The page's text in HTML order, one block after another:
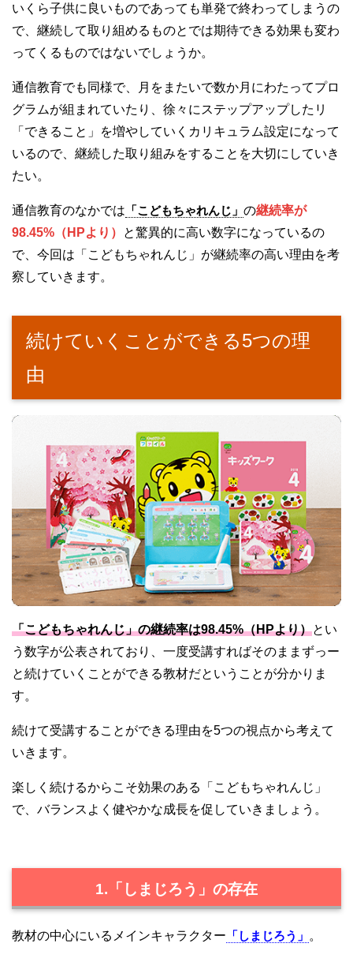
いくら子供に良いものであっても単発で終わってしまうの
で、継続して取り組めるものとでは期待できる効果も変わ
ってくるものではないでしょうか。
通信教育でも同様で、月をまたいで数か月にわたってプロ
グラムが組まれていたり、徐々にステップアップしたリ
「できること」を増やしていくカリキュラム設定になって
いるので、継続した取り組みをすることを大切にしていき
たい。
通信教育のなかでは 「こどもちゃれんじ」 の継続率が
98.45%（HPより）
と驚異的に高い数字になっているの
で、今回は「こどもちゃれんじ」が継続率の高い理由を考
察していきます。
続けていくことができる5つの理
由
「こどもちゃれんじ」の継続率は98.45%（HPより）とい
う数字が公表されており、一度受講すればそのままずっー
と続けていくことができる教材だということが分かりま
す。
続けて受講することができる理由を5つの視点から考えて
いきます。
楽しく続けるからこそ効果のある「こどもちゃれんじ」
で、バランスよく健やかな成長を促していきましょう。
1.「しまじろう」の存在
教材の中心にいるメインキャラクター 「しまじろう」 。